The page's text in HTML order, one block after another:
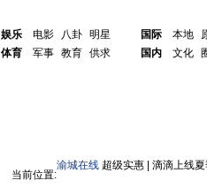
娱乐 电影 八卦 明星
体育
军事 教育 供求
国际 本地
国内
文化
当前位置:
渝城在线超级实惠 | 滴滴上线夏